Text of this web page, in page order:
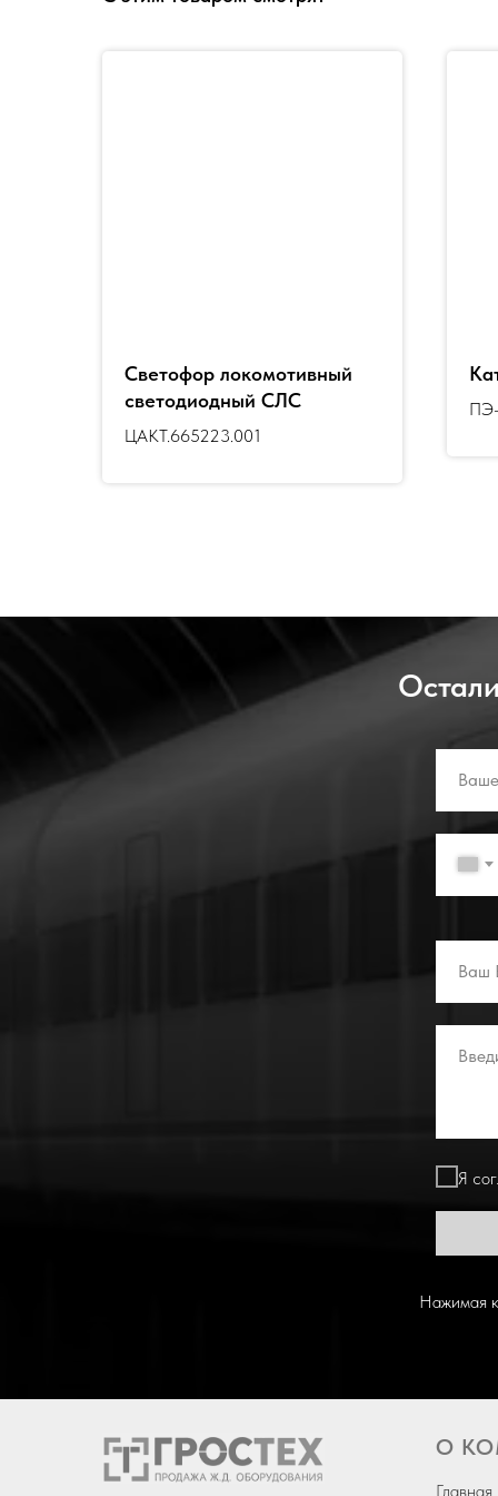
Светофор локомотивный
светодиодный СЛС
ЦАКТ.665223.001
Я
Нажимая
О
Главная